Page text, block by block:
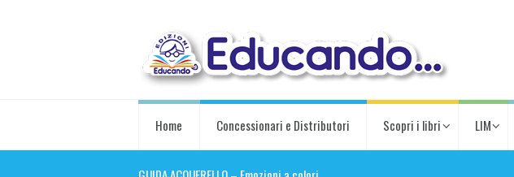
Home Concessionari e Distributori Scopri i libri LIM